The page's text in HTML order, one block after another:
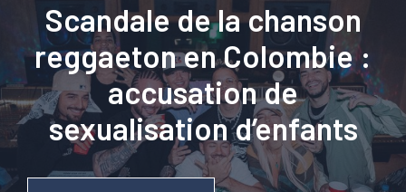
Scandale de la chanson
reggaeton en Colombie :
accusation de
sexualisation d’enfants